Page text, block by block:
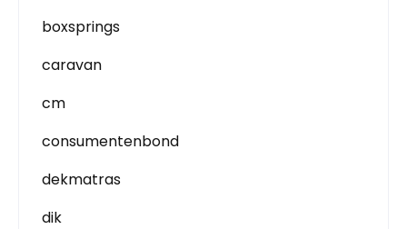
boxsprings
caravan
cm
consumentenbond
dekmatras
dik